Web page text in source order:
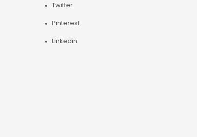
Twitter
Pinterest
Linkedin